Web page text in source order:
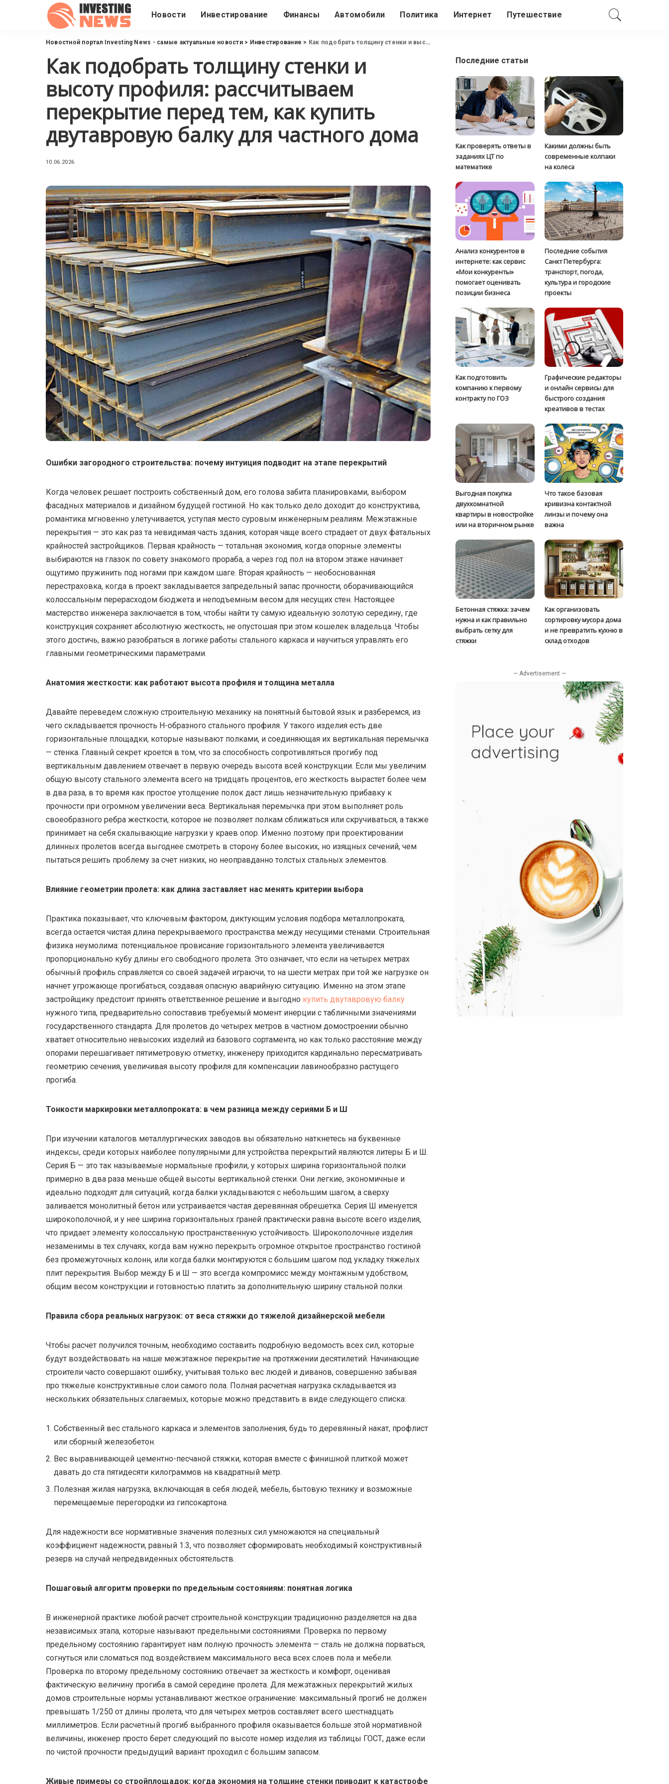
Новости Инвестирование Финансы Автомобили Политика Интернет Путешествие
Новостной портал Investing News - самые актуальные новости> Инвестирование > Как подобрать толщину стенки и высоту профиля: рассчитываем перекрытие перед тем, как купить двутавровую балку для частного дома
Как подобрать толщину стенки и
высоту профиля: рассчитываем
перекрытие перед тем, как купить
двутавровую балку для частного дома
10.06.2026
Ошибки загородного строительства: почему интуиция подводит на этапе перекрытий
Когда человек решает построить собственный дом, его голова забита планировками, выбором
фасадных материалов и дизайном будущей гостиной. Но как только дело доходит до конструктива,
романтика мгновенно улетучивается, уступая место суровым инженерным реалиям. Межэтажные
перекрытия — это как раз та невидимая часть здания, которая чаще всего страдает от двух фатальных
крайностей застройщиков. Первая крайность — тотальная экономия, когда опорные элементы
выбираются на глазок по совету знакомого прораба, а через год пол на втором этаже начинает
ощутимо пружинить под ногами при каждом шаге. Вторая крайность — необоснованная
перестраховка, когда в проект закладывается запредельный запас прочности, оборачивающийся
колоссальным перерасходом бюджета и неподъемным весом для несущих стен. Настоящее
мастерство инженера заключается в том, чтобы найти ту самую идеальную золотую середину, где
конструкция сохраняет абсолютную жесткость, не опустошая при этом кошелек владельца. Чтобы
этого достичь, важно разобраться в логике работы стального каркаса и научиться управлять его
главными геометрическими параметрами.
Анатомия жесткости: как работают высота профиля и толщина металла
Давайте переведем сложную строительную механику на понятный бытовой язык и разберемся, из
чего складывается прочность Н-образного стального профиля. У такого изделия есть две
горизонтальные площадки, которые называют полками, и соединяющая их вертикальная перемычка
— стенка. Главный секрет кроется в том, что за способность сопротивляться прогибу под
вертикальным давлением отвечает в первую очередь высота всей конструкции. Если мы увеличим
общую высоту стального элемента всего на тридцать процентов, его жесткость вырастет более чем
в два раза, в то время как простое утолщение полок даст лишь незначительную прибавку к
прочности при огромном увеличении веса. Вертикальная перемычка при этом выполняет роль
своеобразного ребра жесткости, которое не позволяет полкам сближаться или скручиваться, а также
принимает на себя скалывающие нагрузки у краев опор. Именно поэтому при проектировании
длинных пролетов всегда выгоднее смотреть в сторону более высоких, но изящных сечений, чем
пытаться решить проблему за счет низких, но неоправданно толстых стальных элементов.
Влияние геометрии пролета: как длина заставляет нас менять критерии выбора
Практика показывает, что ключевым фактором, диктующим условия подбора металлопроката,
всегда остается чистая длина перекрываемого пространства между несущими стенами. Строительная
физика неумолима: потенциальное провисание горизонтального элемента увеличивается
пропорционально кубу длины его свободного пролета. Это означает, что если на четырех метрах
обычный профиль справляется со своей задачей играючи, то на шести метрах при той же нагрузке он
начнет угрожающе прогибаться, создавая опасную аварийную ситуацию. Именно на этом этапе
застройщику предстоит принять ответственное решение и выгодно купить двутавровую балку
нужного типа, предварительно сопоставив требуемый момент инерции с табличными значениями
государственного стандарта. Для пролетов до четырех метров в частном домостроении обычно
хватает относительно невысоких изделий из базового сортамента, но как только расстояние между
опорами перешагивает пятиметровую отметку, инженеру приходится кардинально пересматривать
геометрию сечения, увеличивая высоту профиля для компенсации лавинообразно растущего
прогиба.
Тонкости маркировки металлопроката: в чем разница между сериями Б и Ш
При изучении каталогов металлургических заводов вы обязательно наткнетесь на буквенные
индексы, среди которых наиболее популярными для устройства перекрытий являются литеры Б и Ш.
Серия Б — это так называемые нормальные профили, у которых ширина горизонтальной полки
примерно в два раза меньше общей высоты вертикальной стенки. Они легкие, экономичные и
идеально подходят для ситуаций, когда балки укладываются с небольшим шагом, а сверху
заливается монолитный бетон или устраивается частая деревянная обрешетка. Серия Ш именуется
широкополочной, и у нее ширина горизонтальных граней практически равна высоте всего изделия,
что придает элементу колоссальную пространственную устойчивость. Широкополочные изделия
незаменимы в тех случаях, когда вам нужно перекрыть огромное открытое пространство гостиной
без промежуточных колонн, или когда балки монтируются с большим шагом под укладку тяжелых
плит перекрытия. Выбор между Б и Ш — это всегда компромисс между монтажным удобством,
общим весом конструкции и готовностью платить за дополнительную ширину стальной полки.
Правила сбора реальных нагрузок: от веса стяжки до тяжелой дизайнерской мебели
Чтобы расчет получился точным, необходимо составить подробную ведомость всех сил, которые
будут воздействовать на наше межэтажное перекрытие на протяжении десятилетий. Начинающие
строители часто совершают ошибку, учитывая только вес людей и диванов, совершенно забывая
про тяжелые конструктивные слои самого пола. Полная расчетная нагрузка складывается из
нескольких обязательных слагаемых, которые можно представить в виде следующего списка:
Собственный вес стального каркаса и элементов заполнения, будь то деревянный накат, профлист
или сборный железобетон.
Вес выравнивающей цементно-песчаной стяжки, которая вместе с финишной плиткой может
давать до ста пятидесяти килограммов на квадратный метр.
Полезная жилая нагрузка, включающая в себя людей, мебель, бытовую технику и возможные
перемещаемые перегородки из гипсокартона.
Для надежности все нормативные значения полезных сил умножаются на специальный
коэффициент надежности, равный 1.3, что позволяет сформировать необходимый конструктивный
резерв на случай непредвиденных обстоятельств.
Пошаговый алгоритм проверки по предельным состояниям: понятная логика
В инженерной практике любой расчет строительной конструкции традиционно разделяется на два
независимых этапа, которые называют предельными состояниями. Проверка по первому
предельному состоянию гарантирует нам полную прочность элемента — сталь не должна порваться,
согнуться или сломаться под воздействием максимального веса всех слоев пола и мебели.
Проверка по второму предельному состоянию отвечает за жесткость и комфорт, оценивая
фактическую величину прогиба в самой середине пролета. Для межэтажных перекрытий жилых
домов строительные нормы устанавливают жесткое ограничение: максимальный прогиб не должен
превышать 1/250 от длины пролета, что для четырех метров составляет всего шестнадцать
миллиметров. Если расчетный прогиб выбранного профиля оказывается больше этой нормативной
величины, инженер просто берет следующий по высоте номер изделия из таблицы ГОСТ, даже если
по чистой прочности предыдущий вариант проходил с большим запасом.
Живые примеры со стройплощадок: когда экономия на толщине стенки приводит к катастрофе
Последние статьи
Как проверять ответы в
заданиях ЦТ по
математике
Какими должны быть
современные колпаки
на колеса
Анализ конкурентов в
интернете: как сервис
«Мои конкуренты»
помогает оценивать
позиции бизнеса
Последние события
Санкт Петербурга:
транспорт, погода,
культура и городские
проекты
Как подготовить
компанию к первому
контракту по ГОЗ
Графические редакторы
и онлайн сервисы для
быстрого создания
креативов в тестах
Выгодная покупка
двухкомнатной
квартиры в новостройке
или на вторичном рынке
Что такое базовая
кривизна контактной
линзы и почему она
важна
Бетонная стяжка: зачем
нужна и как правильно
выбрать сетку для
стяжки
Как организовать
сортировку мусора дома
и не превратить кухню в
склад отходов
— Advertisement —